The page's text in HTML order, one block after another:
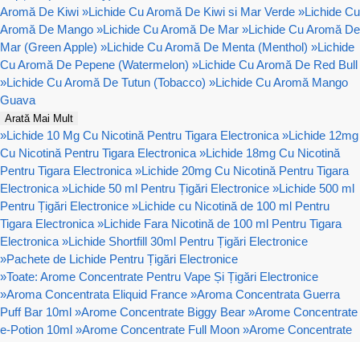
Aromă De Kiwi »Lichide Cu Aromă De Kiwi si Mar Verde »Lichide Cu
Aromă De Mango »Lichide Cu Aromă De Mar »Lichide Cu Aromă De
Mar (Green Apple) »Lichide Cu Aromă De Menta (Menthol) »Lichide
Cu Aromă De Pepene (Watermelon) »Lichide Cu Aromă De Red Bull
»Lichide Cu Aromă De Tutun (Tobacco) »Lichide Cu Aromă Mango
Guava
Arată Mai Mult
»Lichide 10 Mg Cu Nicotină Pentru Tigara Electronica »Lichide 12mg
Cu Nicotină Pentru Tigara Electronica »Lichide 18mg Cu Nicotină
Pentru Tigara Electronica »Lichide 20mg Cu Nicotină Pentru Tigara
Electronica »Lichide 50 ml Pentru Țigări Electronice »Lichide 500 ml
Pentru Țigări Electronice »Lichide cu Nicotină de 100 ml Pentru
Tigara Electronica »Lichide Fara Nicotină de 100 ml Pentru Tigara
Electronica »Lichide Shortfill 30ml Pentru Țigări Electronice
»Pachete de Lichide Pentru Țigări Electronice
»Toate: Arome Concentrate Pentru Vape Și Țigări Electronice
»Aroma Concentrata Eliquid France »Aroma Concentrata Guerra
Puff Bar 10ml »Arome Concentrate Biggy Bear »Arome Concentrate
e-Potion 10ml »Arome Concentrate Full Moon »Arome Concentrate